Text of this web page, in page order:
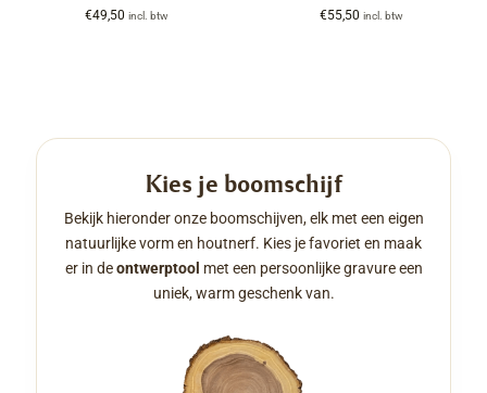
€49,50 incl. btw €55,50 incl. btw
Kies je boomschijf
Bekijk hieronder onze boomschijven, elk met een eigen
natuurlijke vorm en houtnerf. Kies je favoriet en maak
er in deontwerptool met een persoonlijke gravure een
uniek, warm geschenk van.